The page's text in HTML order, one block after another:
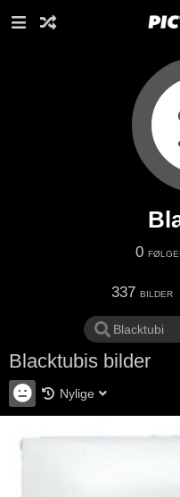
0
337 BILDER
Blacktubis bilder
Nylige